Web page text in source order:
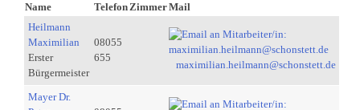
Name
Telefon ZimmerMail
Heilmann
Maximilian
Erster
Bürgermeister
08055
655
maximilian.heilmann@schonstett.de
Mayer Dr.